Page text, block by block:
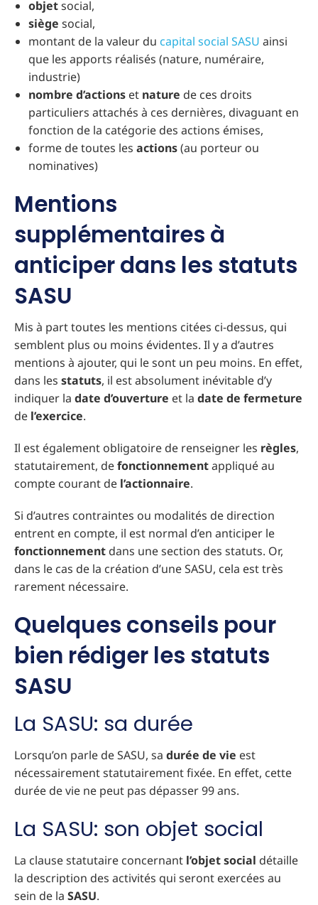
objetsocial,
siège social,
montant de la valeur du capital social SASU ainsi
que les apports réalisés (nature, numéraire,
industrie)
nombre d’actions et nature de ces droits
particuliers attachés à ces dernières, divaguant en
fonction de la catégorie des actions émises,
forme de toutes les actions(au porteur ou
nominatives)
Mentions
supplémentaires à
anticiper dans les statuts
SASU
Mis à part toutes les mentions citées ci-dessus, qui
semblent plus ou moins évidentes. Il y a d’autres
mentions à ajouter, qui le sont un peu moins. En effet,
dans les statuts, il est absolument inévitable d’y
indiquer la date d’ouverture et la date de fermeture
de l’exercice.
Il est également obligatoire de renseigner les règles,
statutairement, defonctionnementappliqué au
compte courant de l’actionnaire.
Si d’autres contraintes ou modalités de direction
entrent en compte, il est normal d’en anticiper le
fonctionnement dans une section des statuts. Or,
dans le cas de la création d’une SASU, cela est très
rarement nécessaire.
Quelques conseils pour
bien rédiger les statuts
SASU
La SASU: sa durée
Lorsqu’on parle de SASU, sa durée de vie est
nécessairement statutairement fixée. En effet, cette
durée de vie ne peut pas dépasser 99 ans.
La SASU: son objet social
La clause statutaire concernant l’objet social détaille
la description des activités qui seront exercées au
sein de la SASU.